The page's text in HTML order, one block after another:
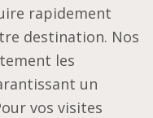
rapidement
destination. Nos
les
un
vos visites